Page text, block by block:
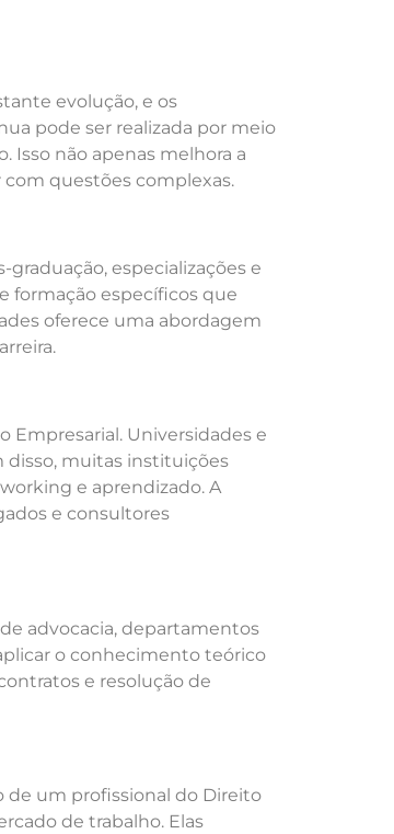
evolução, e os
pode ser realizada por meio
Isso não apenas melhora a
questões complexas.
especializações e
formação específicos que
oferece uma abordagem
Empresarial. Universidades e
disso, muitas instituições
e aprendizado. A
e consultores
advocacia, departamentos
o conhecimento teórico
e resolução de
de um profissional do Direito
de trabalho. Elas